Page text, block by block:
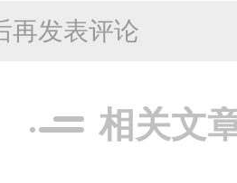
再发表评论
相关文